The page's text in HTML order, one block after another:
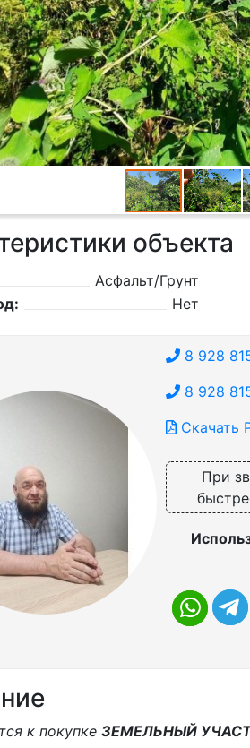
объекта
Асфальт/Грунт
Нет
8 928
8 928
Скачать
При
к покупке ЗЕМЕЛЬНЫЙ